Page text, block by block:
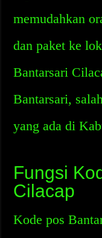
memudahkan
dan paket ke
Bantarsari
Bantarsari,
yang ada di
Fungsi
Cilacap
Kode pos